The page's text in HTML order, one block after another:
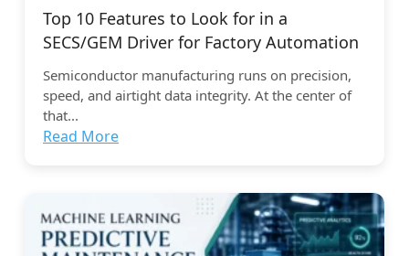
Top 10 Features to Look for in a
SECS/GEM Driver for Factory Automation
Semiconductor manufacturing runs on precision,
speed, and airtight data integrity. At the center of
that...
Read More